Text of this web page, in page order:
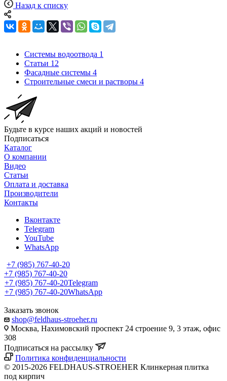
Назад к списку
Системы водоотвода 1
Статьи 12
Фасадные системы 4
Строительные смеси и растворы 4
Будьте в курсе наших акций и новостей
Подписаться
Каталог
О компании
Видео
Статьи
Оплата и доставка
Производители
Контакты
Вконтакте
Telegram
YouTube
WhatsApp
+7 (985) 767-40-20
+7 (985) 767-40-20
+7 (985) 767-40-20Telegram
+7 (985) 767-40-20WhatsApp
Заказать звонок
shop@feldhaus-stroeher.ru
Москва, Нахимовский проспект 24 строение 9, 3 этаж, офис
308
Подписаться на рассылку
Политика конфиденциальности
© 2015-2026 FELDHAUS-STROEHER Клинкерная плитка
под кирпич